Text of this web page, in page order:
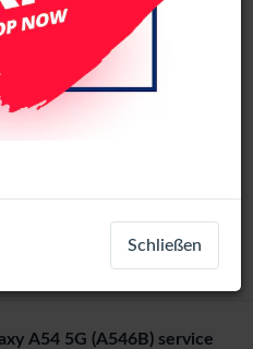
A54 5G (A546B) service
Registrieren
A54 5G (A546B) service
Schließen